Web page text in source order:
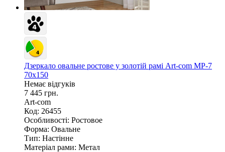
Дзеркало овальне ростове у золотій рамі Art-com МР-7
70x150
Немає відгуків
7 445 грн.
Art-com
Код: 26455
Особливості: Ростовое
Форма: Овальне
Тип: Настінне
Матеріал рами: Метал